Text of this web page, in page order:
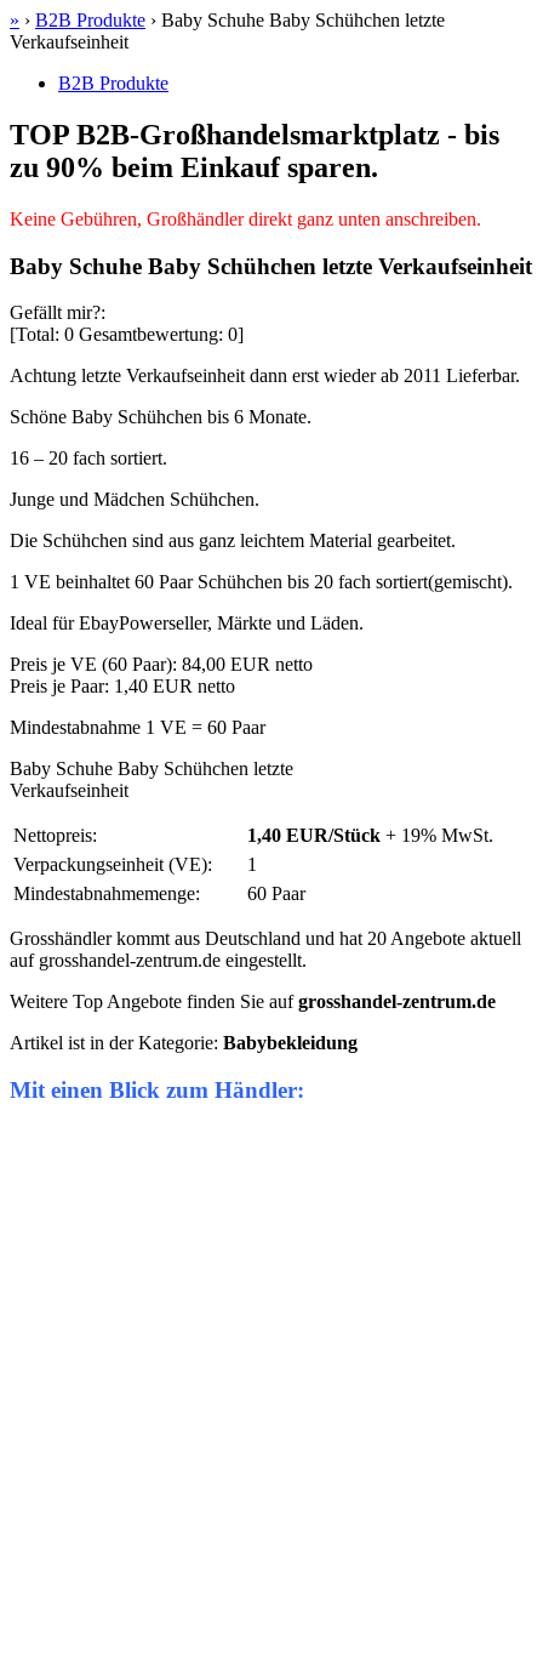
» › B2B Produkte › Baby Schuhe Baby Schühchen letzte
Verkaufseinheit
B2B Produkte
TOP B2B-Großhandelsmarktplatz - bis
zu 90% beim Einkauf sparen.
Keine Gebühren, Großhändler direkt ganz unten anschreiben.
Baby Schuhe Baby Schühchen letzte Verkaufseinheit
Gefällt mir?:
[Total: 0 Gesamtbewertung: 0]
Achtung letzte Verkaufseinheit dann erst wieder ab 2011 Lieferbar.
Schöne Baby Schühchen bis 6 Monate.
16 – 20 fach sortiert.
Junge und Mädchen Schühchen.
Die Schühchen sind aus ganz leichtem Material gearbeitet.
1 VE beinhaltet 60 Paar Schühchen bis 20 fach sortiert(gemischt).
Ideal für EbayPowerseller, Märkte und Läden.
Preis je VE (60 Paar): 84,00 EUR netto
Preis je Paar: 1,40 EUR netto
Mindestabnahme 1 VE = 60 Paar
Baby Schuhe Baby Schühchen letzte
Verkaufseinheit
Nettopreis: 1,40 EUR/Stück + 19% MwSt.
Verpackungseinheit (VE):
1
Mindestabnahmemenge:
60 Paar
Grosshändler kommt aus Deutschland und hat 20 Angebote aktuell
auf grosshandel-zentrum.de eingestellt.
Weitere Top Angebote finden Sie aufgrosshandel-zentrum.de
Artikel ist in der Kategorie: Babybekleidung
Mit einen Blick zum Händler: